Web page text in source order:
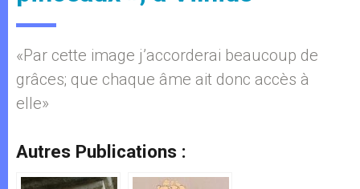
«Par cette image j’accorderai beaucoup de
grâces; que chaque âme ait donc accès à
elle»
Autres Publications :